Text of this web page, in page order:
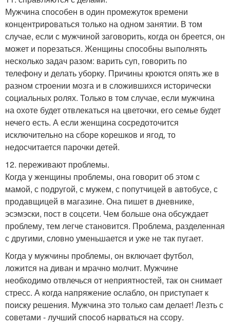
Мужчина способен в один промежуток времени
концентрироваться только на одном занятии. В том
случае, если с мужчиной заговорить, когда он бреется, он
может и порезаться. Женщины способны выполнять
несколько задач разом: варить суп, говорить по
телефону и делать уборку. Причины кроются опять же в
разном строении мозга и в сложившихся исторически
социальных ролях. Только в том случае, если мужчина
на охоте будет отвлекаться на цветочки, его семье будет
нечего есть. А если женщина сосредоточится
исключительно на сборе корешков и ягод, то
недосчитается парочки детей.
12. переживают проблемы.
Когда у женщины проблемы, она говорит об этом с
мамой, с подругой, с мужем, с попутчицей в автобусе, с
продавщицей в магазине. Она пишет в дневнике,
эсэмэски, пост в соцсети. Чем больше она обсуждает
проблему, тем легче становится. Проблема, разделенная
с другими, словно уменьшается и уже не так пугает.
Когда у мужчины проблемы, он включает футбол,
ложится на диван и мрачно молчит. Мужчине
необходимо отвлечься от неприятностей, так он снимает
стресс. А когда напряжение ослабло, он приступает к
поиску решения. Мужчина это только сам делает! Лезть с
советами - лучший способ нарваться на ссору.